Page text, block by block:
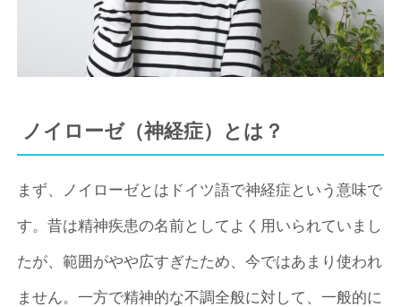
ノイローゼ（神経症）とは？
まず、ノイローゼとはドイツ語で神経症という意味で
す。昔は精神疾患の名前としてよく用いられていまし
たが、範囲がやや広すぎたため、今ではあまり使われ
ません。一方で精神的な不調全般に対して、一般的に